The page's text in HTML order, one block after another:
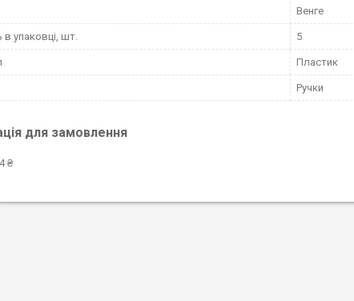
Венге
в упаковці, шт. 5
Пластик
Ручки
для замовлення
₴